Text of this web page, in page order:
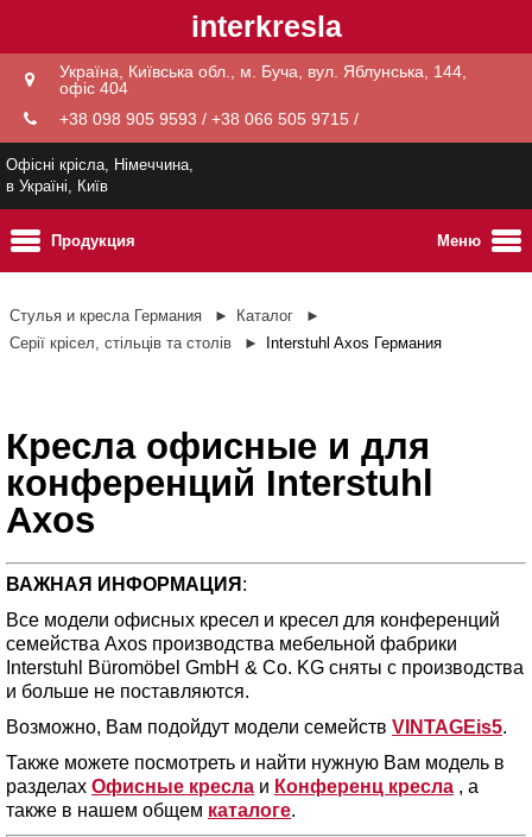
interkresla
Україна, Київська обл., м. Буча, вул. Яблунська, 144,
офіс 404
+38 098 905 9593 / +38 066 505 9715 /
Офісні крісла, Німеччина,
в Україні, Київ
Меню
Продукция
Стулья и кресла Германия
Каталог
Серії крісел, стільців та столів
Interstuhl Axos Германия
Кресла офисные и для
конференций Interstuhl
Axos
ВАЖНАЯ ИНФОРМАЦИЯ :
Все модели офисных кресел и кресел для конференций
семейства Axos производства мебельной фабрики
Interstuhl Büromöbel GmbH & Co. KG сняты с производства
и больше не поставляются.
Возможно, Вам подойдут модели семейств VINTAGEis5.
Также можете посмотреть и найти нужную Вам модель в
разделах Офисные кресла и Конференц кресла , а
также в нашем общем каталоге.